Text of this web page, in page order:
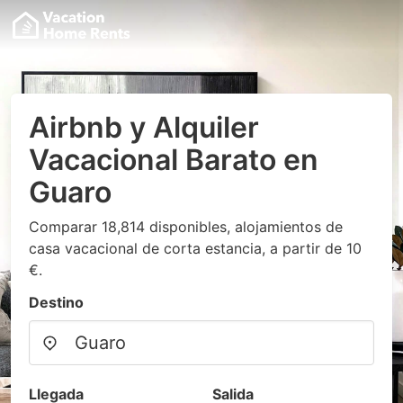
Airbnb y Alquiler
Vacacional Barato en
Guaro
Comparar 18,814 disponibles, alojamientos de
casa vacacional de corta estancia, a partir de 10
€.
Destino
Llegada Salida